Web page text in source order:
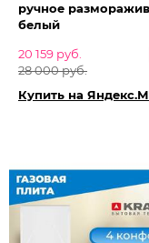
ручное
белый
20 159 руб.
28 000 руб.
Купить на